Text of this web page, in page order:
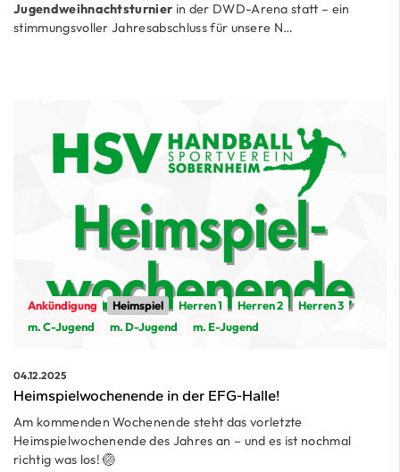
Jugendweihnachtsturnier in der DWD-Arena statt – ein
stimmungsvoller Jahresabschluss für unsere N…
Ankündigung Heimspiel Herren 1 Herren 2
Herren 3
m. C-Jugend
m. D-Jugend m. E-Jugend
04.12.2025
Heimspielwochenende in der EFG-Halle!
Am kommenden Wochenende steht das vorletzte
Heimspielwochenende des Jahres an – und es ist nochmal
richtig was los! 🏐